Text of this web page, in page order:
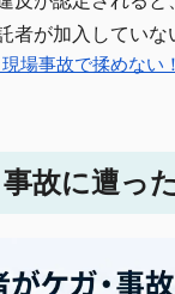
者が加入してい
現場事故で揉めない
故に遭っ